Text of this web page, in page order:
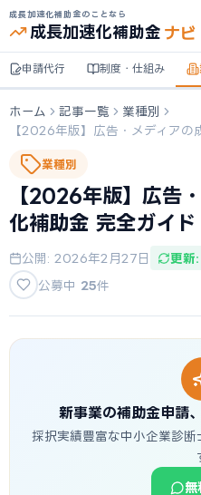
成長加速化補助金のことなら
成長加速化補助金 ナビ
申請代行 制度・仕組み
ホーム 記事一覧
業種別
【2026年版】広告・メディアの
業種別
【2026年版】広告
化補助金 完全ガイド
公開: 2026年2月27日 更新
公募中 25件
新事業の補助金申請
採択実績豊富な中小企業診
無